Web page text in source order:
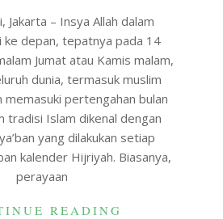
Jakarta – Insya Allah dalam
ke depan, tepatnya pada 14
Jumat atau Kamis malam,
dunia, termasuk muslim
memasuki pertengahan bulan
tradisi Islam dikenal dengan
yang dilakukan setiap
kalender Hijriyah. Biasanya,
perayaan
READING